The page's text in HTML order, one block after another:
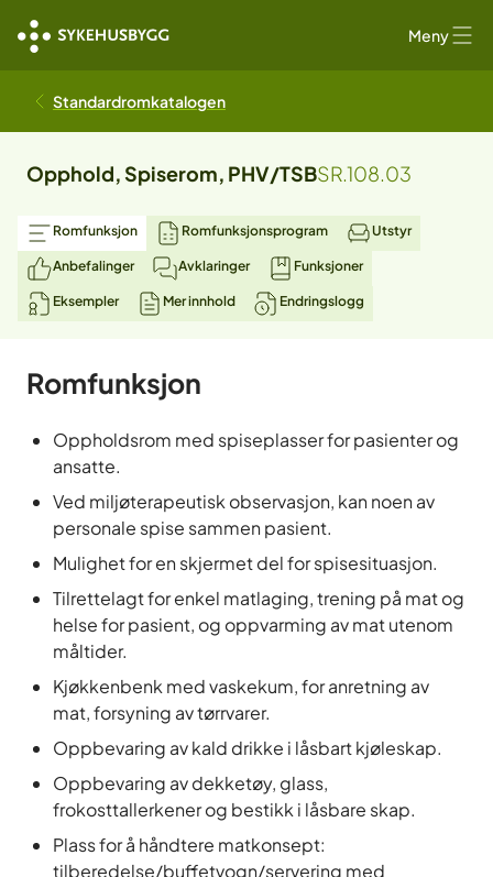
Meny
Standardromkatalogen
Opphold, Spiserom, PHV/TSBSR.108.03
Romfunksjon Romfunksjonsprogram Utstyr
Anbefalinger Avklaringer Funksjoner
Eksempler Mer innhold Endringslogg
Romfunksjon
Oppholdsrom med spiseplasser for pasienter og
ansatte.
Ved miljøterapeutisk observasjon, kan noen av
personale spise sammen pasient.
Mulighet for en skjermet del for spisesituasjon.
Tilrettelagt for enkel matlaging, trening på mat og
helse for pasient, og oppvarming av mat utenom
måltider.
Kjøkkenbenk med vaskekum, for anretning av
mat, forsyning av tørrvarer.
Oppbevaring av kald drikke i låsbart kjøleskap.
Oppbevaring av dekketøy, glass,
frokosttallerkener og bestikk i låsbare skap.
Plass for å håndtere matkonsept:
tilberedelse/buffetvogn/servering med